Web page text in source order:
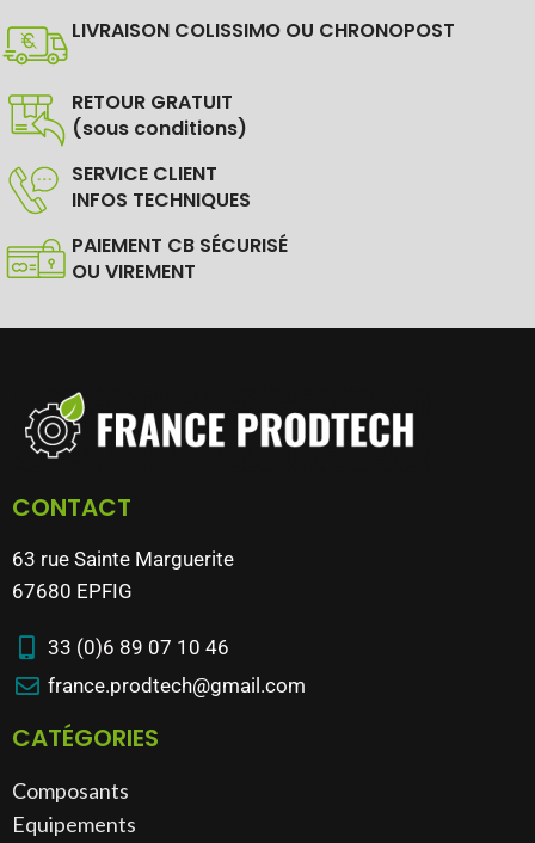
LIVRAISON COLISSIMO OU CHRONOPOST
RETOUR GRATUIT
(sous conditions)
SERVICE CLIENT
INFOS TECHNIQUES
PAIEMENT CB SÉCURISÉ
OU VIREMENT
CONTACT
63 rue Sainte Marguerite
67680 EPFIG
33 (0)6 89 07 10 46
france.prodtech@gmail.com
CATÉGORIES
Composants
Equipements